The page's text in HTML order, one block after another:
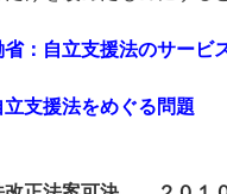
省：自立支援法のサー
立支援法をめぐる問題